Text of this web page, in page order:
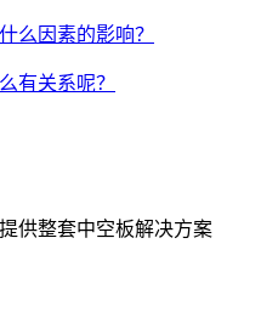
么因素的影响？
有关系呢？
供整套中空板解决方案